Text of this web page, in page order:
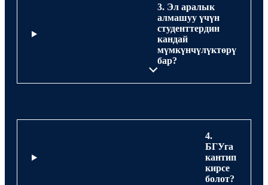
3. Эл аралык
алмашуу үчүн
студенттердин
кандай
мүмкүнчүлүктөрү
бар?
4.
БГУга
кантип
кирсе
болот?